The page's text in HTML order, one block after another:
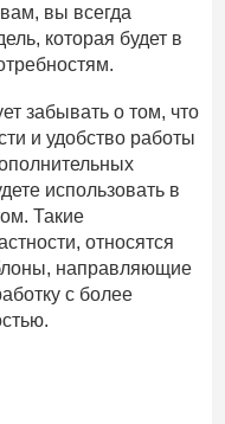
вы всегда
которая будет в
забывать о том, что
и удобство работы
использовать в
Такие
относятся
направляющие
с более